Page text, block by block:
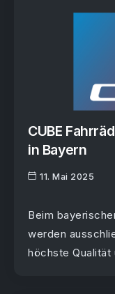
CUBE
in Bayern
11. Mai 2025
Beim
werden
höchste Qualität